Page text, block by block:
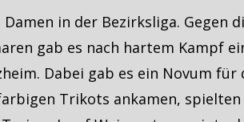
in der Bezirksliga. Gegen
gab es nach hartem Kampf
Dabei gab es ein Novum für
Trikots ankamen,